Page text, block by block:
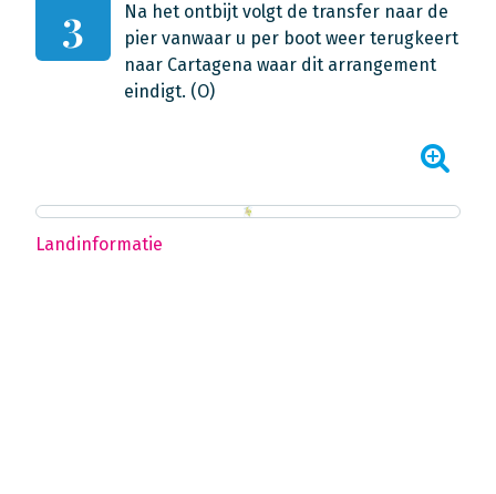
3
Na het ontbijt volgt de transfer naar de
pier vanwaar u per boot weer terugkeert
naar Cartagena waar dit arrangement
eindigt. (O)
Landinformatie